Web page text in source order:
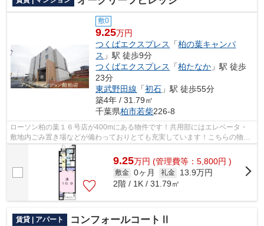
敷0
9.25万円
つくばエクスプレス
「柏の葉キャンパ
ス 」駅 徒歩9分
つくばエクスプレス
「柏たなか 」駅 徒歩
23分
東武野田線 「初石 」駅 徒歩55分
築4年 / 31.79㎡
千葉県柏市若柴226-8
ローソン柏の葉１６号店が400mにある物件です！共用部にはエレベータ・
敷地内ごみ置き場などが備わっておりとても充実しています！こちらの物件
はマンションです！カード決済は、月々...
9.25万円 (管理費等：5,800円 )
敷金 0ヶ月 礼金
13.9万円
2階 / 1K / 31.79㎡
賃貸 | アパート コンフォールコートⅡ